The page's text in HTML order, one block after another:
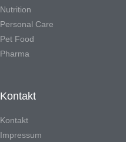
Nutrition
Personal Care
Pet Food
Pharma
Kontakt
Kontakt
Impressum